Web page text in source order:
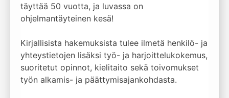
täyttää 50 vuotta, ja luvassa on
ohjelmantäyteinen kesä!
Kirjallisista hakemuksista tulee ilmetä henkilö- ja
yhteystietojen lisäksi työ- ja harjoittelukokemus,
suoritetut opinnot, kielitaito sekä toivomukset
työn alkamis- ja päättymisajankohdasta.